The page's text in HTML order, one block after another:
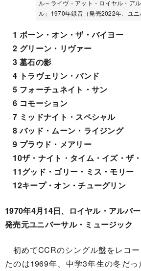
ル～ライヴ・アット・ロイヤル・ア
ル」1970年録音（発売2022年、ユニ
1 ボーン・オン・ザ・バイヨー
2 グリーン・リヴァー
3 墓石の影
4 トラヴェリン・バンド
5 フォーチュネイト・サン
6 コモーション
7 ミッドナイト・スペシャル
8 バッド・ムーン・ライジング
9 プラウド・メアリー
10ザ・ナイト・タイム・イズ・ザ
11グッド・ゴリー・ミス・モリー
12キープ・オン・チューグリン
1970年4月14日、ロイヤル・アルバ
発売元ユニバーサル・ミュージック
初めてCCRのシングル盤をレコ
たのは1969年、中学3年生の冬だ